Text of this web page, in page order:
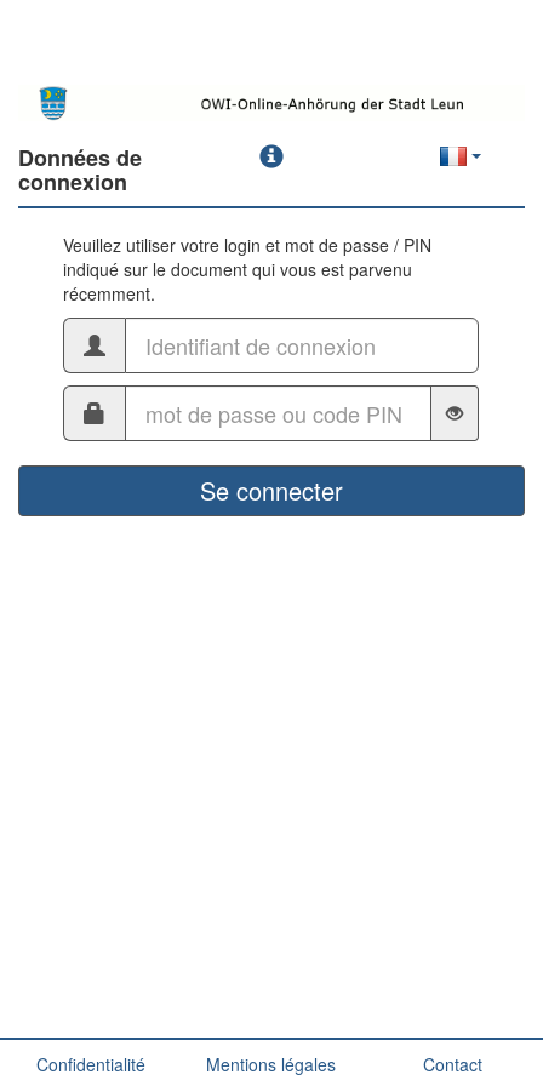
Données de
connexion
Veuillez utiliser votre login et mot de passe / PIN
indiqué sur le document qui vous est parvenu
récemment.
Se connecter
Confidentialité Mentions légales Contact